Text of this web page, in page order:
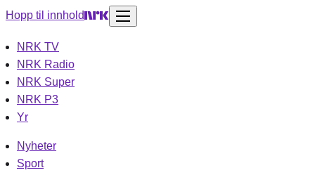
Hopp til innhold
NRK TV
NRK Radio
NRK Super
NRK P3
Yr
Nyheter
Sport